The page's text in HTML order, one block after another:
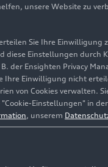
Gast:
unsere Website zu
Sie Ihre Einwilligung
diese Einstellungen durch
der Ensighten Privacy
Ihre Einwilligung nicht
von Cookies verwalten.
Einstellungen" in
, unserem